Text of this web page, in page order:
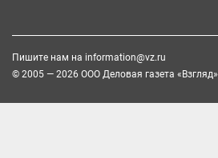
Пишите нам на information@vz.ru
© 2005 — 2026 ООО Деловая газета «Взгляд»